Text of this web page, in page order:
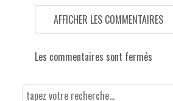
AFFICHER LES COMMENTAIRES
Les commentaires sont fermés